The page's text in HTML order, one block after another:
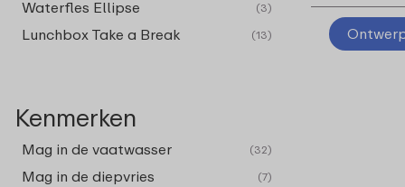
Waterfles Ellipse (3)
Lunchbox Take a Break (13)
Kenmerken
Mag in de vaatwasser (32)
Mag in de diepvries (7)